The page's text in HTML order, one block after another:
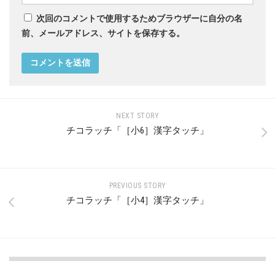
次回のコメントで使用するためブラウザーに自分の名
前、メールアドレス、サイトを保存する。
NEXT STORY
チコラッチ「［小6］漢字タッチ」
PREVIOUS STORY
チコラッチ「［小4］漢字タッチ」